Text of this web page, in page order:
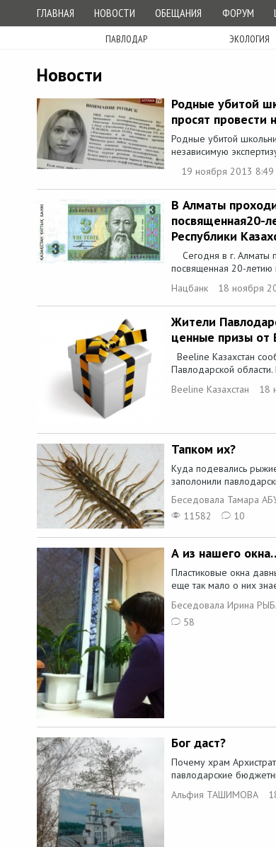
ГЛАВНАЯ НОВОСТИ ОБЕЩАНИЯ ФОРУМ
ПАВЛОДАР ЭКОЛОГИЯ
Новости
Родные убитой
просят провести
Родные убитой
независимую
19 ноября 2013 8:49
В Алматы
посвященная20-
Республики
Сегодня в г. Алматы
посвященная 20-летию
Нацбанк
18 ноября
Жители
ценные призы от
Beeline Казахстан
Павлодарской области.
Beeline Казахстан
18
Тапком их?
Куда подевались
заполонили
Беседовала Тамара
11582
10
А из нашего
Пластиковые окна
еще так мало о них
Беседовала Ирина
58
Бог даст?
Почему храм
павлодарские
Альфия ТАШИМОВА